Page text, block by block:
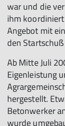
war und die
ihm
Angebot mit
den
Ab Mitte Juli
Eigenleistung
hergestellt.
Betonwerker
wurde